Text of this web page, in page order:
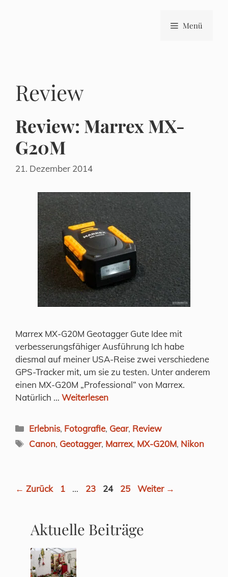
Menü
Review
Review: Marrex MX-
G20M
21. Dezember 2014
Marrex MX-G20M Geotagger Gute Idee mit
verbesserungsfähiger Ausführung Ich habe
diesmal auf meiner USA-Reise zwei verschiedene
GPS-Tracker mit, um sie zu testen. Unter anderem
einen MX-G20M „Professional“ von Marrex.
Natürlich … Weiterlesen
Kategorien
Erlebnis, Fotografie, Gear, Review
Schlagwörter
Canon, Geotagger, Marrex, MX-G20M, Nikon
← Zurück Seite
1 … Seite
23 Seite
24 Seite
25 Weiter →
Aktuelle Beiträge